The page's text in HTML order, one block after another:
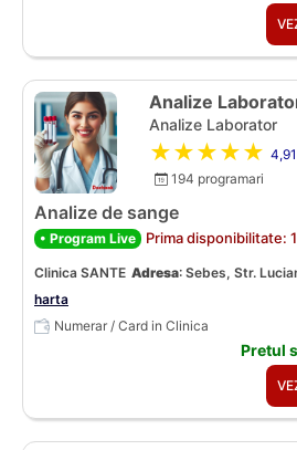
Analize
Analize Laborator
★★★★★
194 programari
Analize de sange
• Program Live Prima disponibilitate:
Clinica SANTE Adresa: Sebes, Str.
harta
Numerar / Card in Clinica
Pretul